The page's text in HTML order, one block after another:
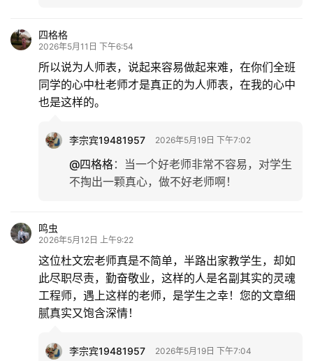
四格格
2026年5月11日 下午6:54
所以说为人师表，说起来容易做起来难，在你们全班
同学的心中杜老师才是真正的为人师表，在我的心中
也是这样的。
李宗宾19481957 2026年5月19日 下午7:02
@四格格： 当一个好老师非常不容易，对学生
不掏出一颗真心，做不好老师啊！
鸣虫
2026年5月12日 上午9:22
这位杜文宏老师真是不简单，半路出家教学生，却如
此尽职尽责，勤奋敬业，这样的人是名副其实的灵魂
工程师，遇上这样的老师，是学生之幸！您的文章细
腻真实又饱含深情！
李宗宾19481957 2026年5月19日 下午7:04